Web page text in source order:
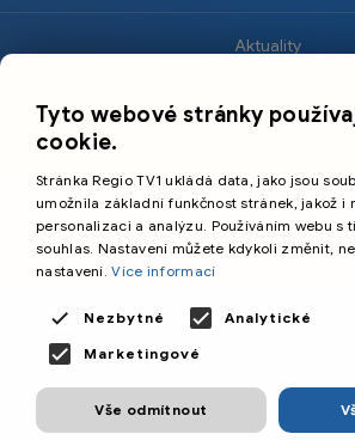
Aktuality
Sport
Cestování
©️
Primetime Media
Tyto webové stránky
cookie.
Stránka Regio TV1 ukládá data, jako jsou
umožnila základní funkčnost stránek, jakož i
personalizaci a analýzu. Používáním webu s
souhlas. Nastavení můžete kdykoli změnit,
nastavení.Více informací
Nezbytné
Analytické
Marketingové
Vše odmítnout